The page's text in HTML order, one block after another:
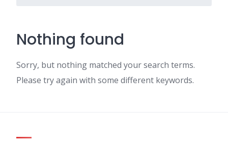
Nothing found
Sorry, but nothing matched your search terms.
Please try again with some different keywords.